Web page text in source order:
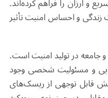
زندگی و احساس امنیت تأثیر
در تولید امنیت است.
و مسئولیت شخصی وجود
بخش قابل توجهی از ریسک‌های